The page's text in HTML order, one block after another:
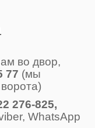
во двор,
77 (мы
276-825,
WhatsApp